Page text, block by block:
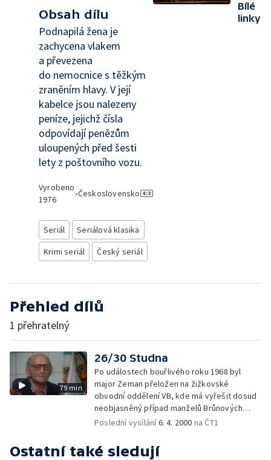
Obsah dílu
Podnapilá žena je
zachycena vlakem
a převezena
do nemocnice s těžkým
zraněním hlavy. V její
kabelce jsou nalezeny
peníze, jejichž čísla
odpovídají penězům
uloupených před šesti
lety z poštovního vozu.
Vyrobeno
1976
•Československo
Seriál
Seriálová klasika
Krimi seriál
Český seriál
Bílé
linky
Přehled dílů
1 přehratelný
79 min
26/30 Studna
Po událostech bouřlivého roku 1968 byl
major Zeman přeložen na žižkovské
obvodní oddělení VB, kde má vyřešit dosud
neobjasněný případ manželů Brůnových
v Hájicích.
Poslední vysílání6. 4. 2000 na ČT1
Ostatní také sledují